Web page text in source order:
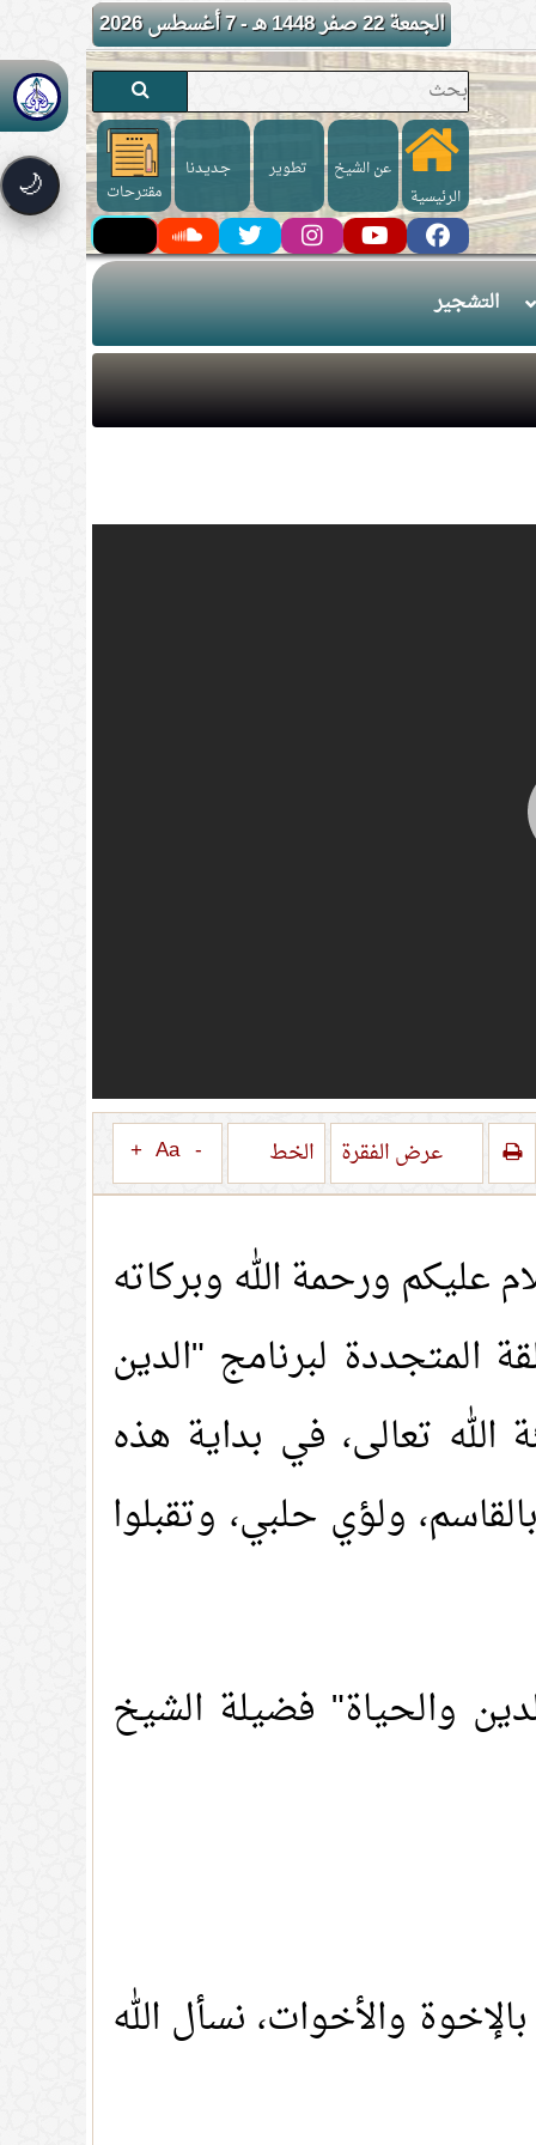
الجمعة 22 صفر 1448 هـ - 7 أغسطس 2026
🌙 الرئيسية
عن الشيخ تطوير
جـديـدنا
مقترحات
التشجير
عرض الفقرة الخط -
Aa
+
عليكم ورحمة الله وبركاته
المتجددة لبرنامج "الدين
تعالى، في بداية هذه
ولؤي حلبي، وتقبلوا
والحياة" فضيلة الشيخ
والأخوات، نسأل الله